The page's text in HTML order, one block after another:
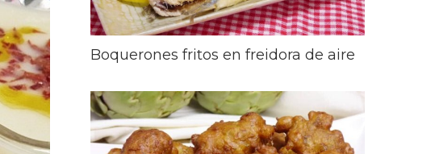
Boquerones fritos en freidora de aire